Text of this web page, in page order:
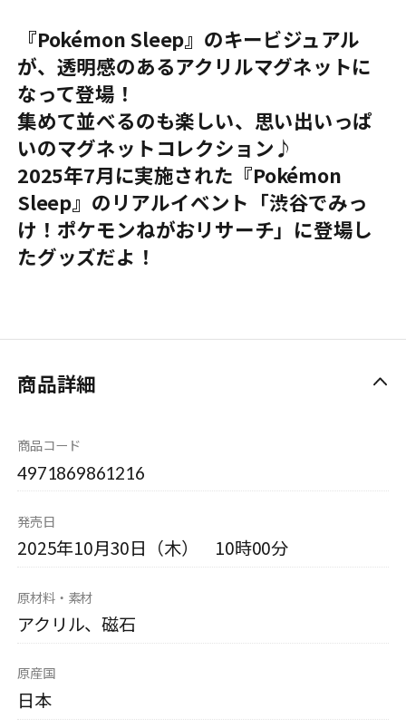
『Pokémon Sleep』のキービジュアル
が、透明感のあるアクリルマグネットに
なって登場！
集めて並べるのも楽しい、思い出いっぱ
いのマグネットコレクション♪
2025年7月に実施された『Pokémon
Sleep』のリアルイベント「渋谷でみっ
け！ポケモンねがおリサーチ」に登場し
たグッズだよ！
商品詳細
商品コード
4971869861216
発売日
2025年10月30日（木） 10時00分
原材料・素材
アクリル、磁石
原産国
日本